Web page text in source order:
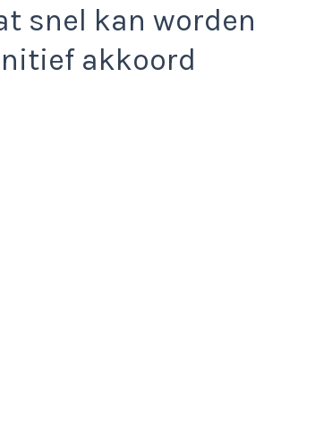
snel kan worden
akkoord